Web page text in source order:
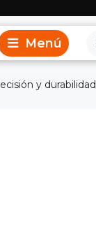
y durabilidad